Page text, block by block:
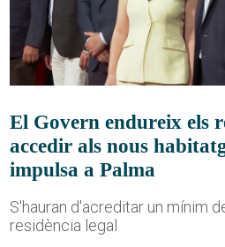
El Govern endureix els
accedir als nous
impulsa a Palma
S'hauran d'acreditar un mínim
residència legal